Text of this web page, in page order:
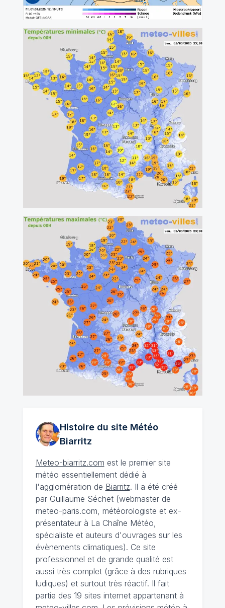
Histoire du site Météo
Biarritz
Meteo-biarritz.com est le premier site
météo essentiellement dédié à
l'agglomération de Biarritz. Il a été créé
par Guillaume Séchet (webmaster de
meteo-paris.com, météorologiste et ex-
présentateur à La Chaîne Météo,
spécialiste et auteurs d'ouvrages sur les
évènements climatiques). Ce site
professionnel et de grande qualité est
aussi très complet (grâce à des rubriques
ludiques) et surtout très réactif. Il fait
partie des 19 sites internet appartenant à